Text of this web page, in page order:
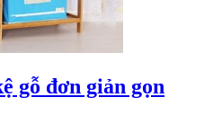
gỗ đơn giản gọn